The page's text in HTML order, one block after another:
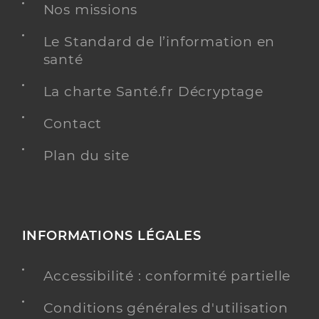
Nos missions
Le Standard de l’information en
santé
La charte Santé.fr Décryptage
Contact
Plan du site
INFORMATIONS LÉGALES
Accessibilité : conformité partielle
Conditions générales d'utilisation